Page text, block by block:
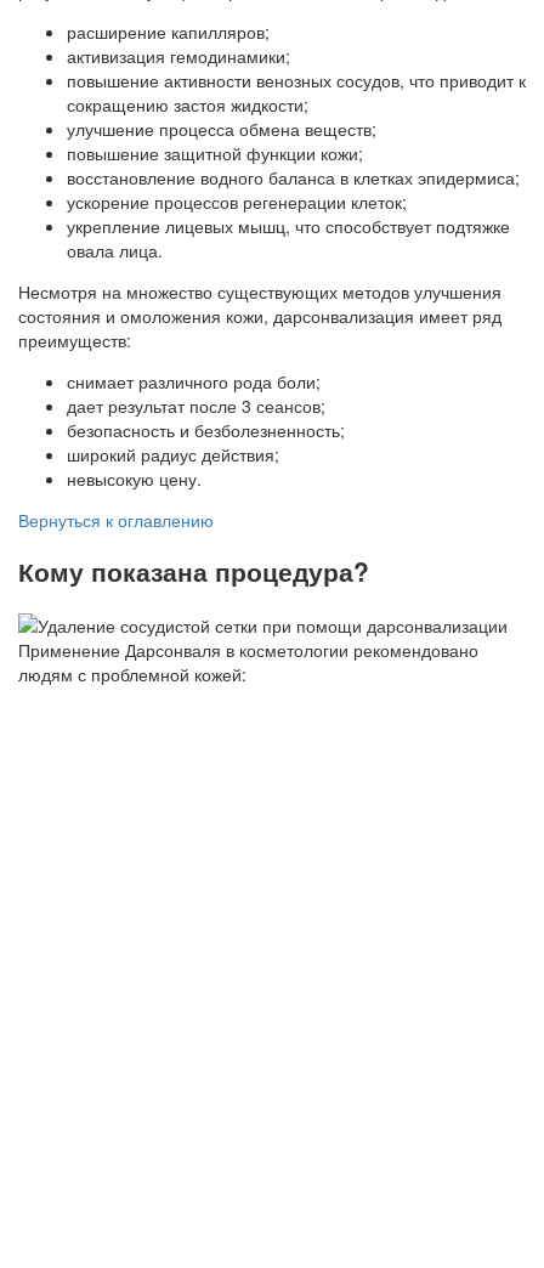
расширение капилляров;
активизация гемодинамики;
повышение активности венозных сосудов, что приводит к
сокращению застоя жидкости;
улучшение процесса обмена веществ;
повышение защитной функции кожи;
восстановление водного баланса в клетках эпидермиса;
ускорение процессов регенерации клеток;
укрепление лицевых мышц, что способствует подтяжке
овала лица.
Несмотря на множество существующих методов улучшения
состояния и омоложения кожи, дарсонвализация имеет ряд
преимуществ:
снимает различного рода боли;
дает результат после 3 сеансов;
безопасность и безболезненность;
широкий радиус действия;
невысокую цену.
Вернуться к оглавлению
Кому показана процедура?
Применение Дарсонваля в косметологии рекомендовано
людям с проблемной кожей: